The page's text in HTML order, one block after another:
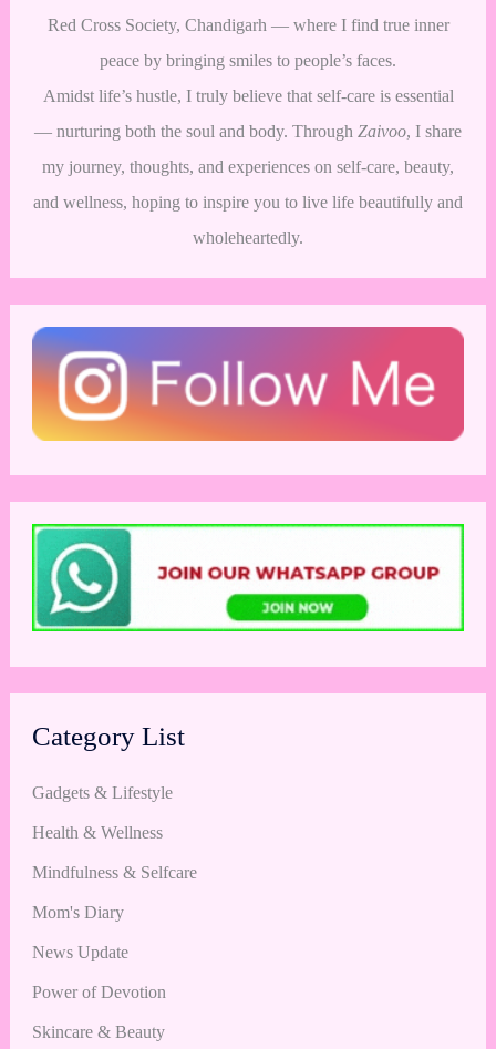
Red Cross Society, Chandigarh — where I find true inner
peace by bringing smiles to people’s faces.
Amidst life’s hustle, I truly believe that self-care is essential
— nurturing both the soul and body. Through Zaivoo, I share
my journey, thoughts, and experiences on self-care, beauty,
and wellness, hoping to inspire you to live life beautifully and
wholeheartedly.
Category List
Gadgets & Lifestyle
Health & Wellness
Mindfulness & Selfcare
Mom's Diary
News Update
Power of Devotion
Skincare & Beauty